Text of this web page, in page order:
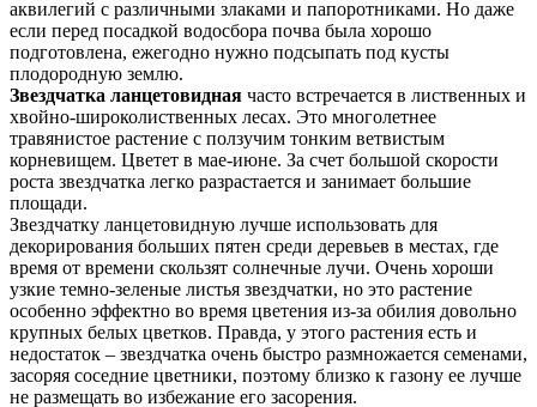
аквилегий с различными злаками и папоротниками. Но даже
если перед посадкой водосбора почва была хорошо
подготовлена, ежегодно нужно подсыпать под кусты
плодородную землю.
Звездчатка ланцетовидная часто встречается в лиственных и
хвойно-широколиственных лесах. Это многолетнее
травянистое растение с ползучим тонким ветвистым
корневищем. Цветет в мае-июне. За счет большой скорости
роста звездчатка легко разрастается и занимает большие
площади.
Звездчатку ланцетовидную лучше использовать для
декорирования больших пятен среди деревьев в местах, где
время от времени скользят солнечные лучи. Очень хороши
узкие темно-зеленые листья звездчатки, но это растение
особенно эффектно во время цветения из-за обилия довольно
крупных белых цветков. Правда, у этого растения есть и
недостаток – звездчатка очень быстро размножается семенами,
засоряя соседние цветники, поэтому близко к газону ее лучше
не размещать во избежание его засорения.